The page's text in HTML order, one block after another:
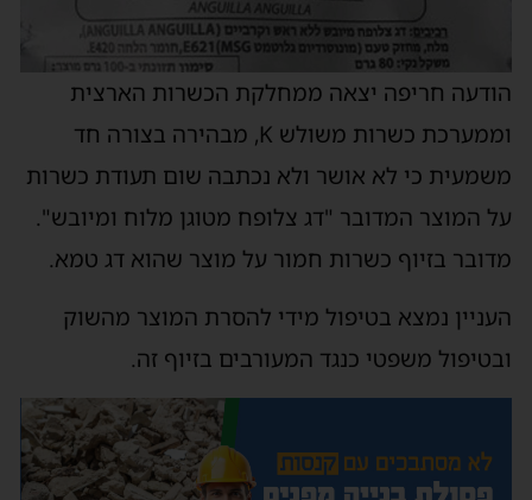
הודעה חריפה יצאה ממחלקת הכשרות הארצית
וממערכת כשרות משולש K, מבהירה בצורה חד
משמעית כי לא אושר ולא נכתבה שום תעודת כשרות
על המוצר המדובר "דג צלופח מטוגן מלוח ומיובש".
מדובר בזיוף כשרות חמור על מוצר שהוא דג טמא.
העניין נמצא בטיפול מידי להסרת המוצר מהשוק
ובטיפול משפטי כנגד המעורבים בזיוף זה.